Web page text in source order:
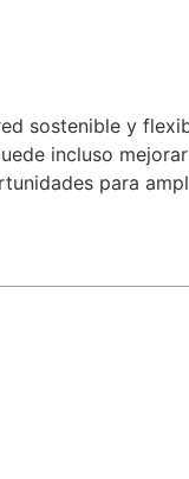
sostenible y
incluso
para